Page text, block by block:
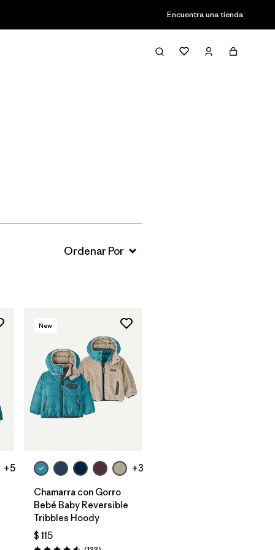
Encuentra una tienda
Filter & Sort
+5
New
+3
Chamarra con Gorro
Bebé Baby Reversible
Tribbles Hoody
$ 115